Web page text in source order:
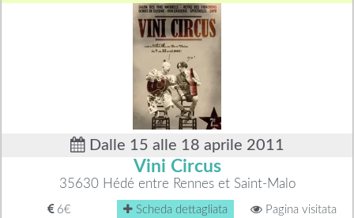
Dalle 15 alle 18 aprile 2011
Vini Circus
35630 Hédé entre Rennes et Saint-Malo
6€ Scheda dettagliata
Pagina visitata